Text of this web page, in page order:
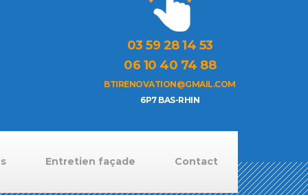
03 59 28 14 53
06 10 40 74 88
BTIRENOVATION@GMAIL.COM
6P7 BAS-RHIN
Entretien façade Contact